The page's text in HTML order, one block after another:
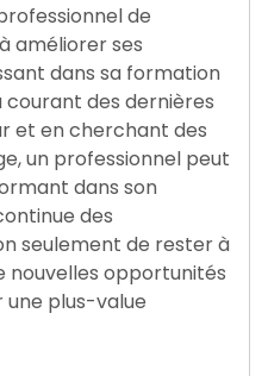
de
améliorer ses
dans sa formation
des dernières
et en cherchant des
un professionnel peut
dans son
des
seulement de rester à
nouvelles opportunités
plus-value